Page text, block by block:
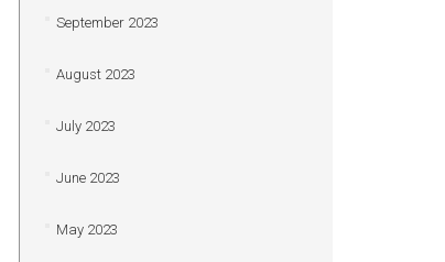
September 2023
August 2023
July 2023
June 2023
May 2023